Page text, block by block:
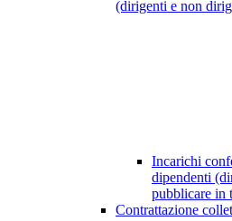
(dirigenti e non
Incarichi
dipendenti
pubblicare in
Contrattazione